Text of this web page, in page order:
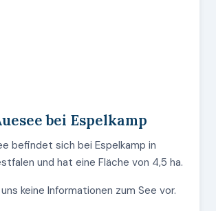
bei Espelkamp
befindet sich bei Espelkamp in
und hat eine Fläche von 4,5 ha.
keine Informationen zum See vor.